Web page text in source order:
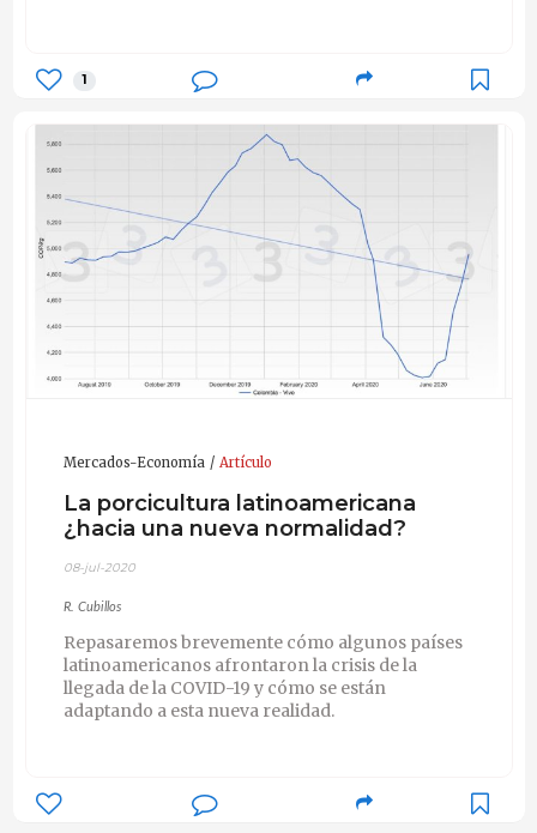
1
Mercados-Economía Artículo
La porcicultura latinoamericana
¿hacia una nueva normalidad?
08-jul-2020
R. Cubillos
Repasaremos brevemente cómo algunos países
latinoamericanos afrontaron la crisis de la
llegada de la COVID-19 y cómo se están
adaptando a esta nueva realidad.